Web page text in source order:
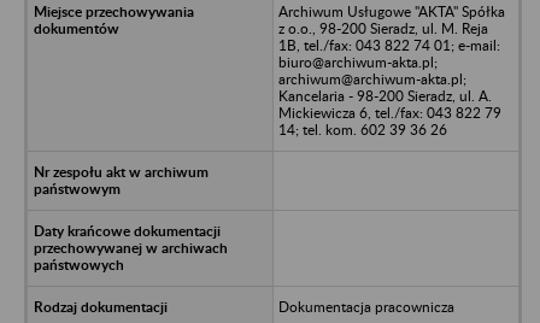
Archiwum Usługowe "AKTA" Spółka
z o.o., 98-200 Sieradz, ul. M. Reja
1B, tel./fax: 043 822 74 01; e-mail:
biuro@archiwum-akta.pl;
archiwum@archiwum-akta.pl;
Kancelaria - 98-200 Sieradz, ul. A.
Mickiewicza 6, tel./fax: 043 822 79
14; tel. kom. 602 39 36 26
Dokumentacja pracownicza